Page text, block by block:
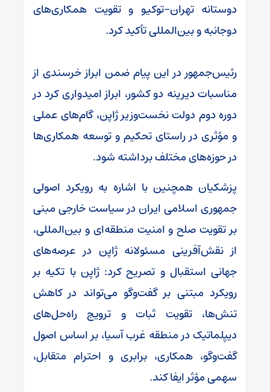
دوستانه تهران–توکیو و تقویت همکاری‌های
دوجانبه و بین‌المللی تأکید کرد.
رئیس‌جمهور در این پیام ضمن ابراز خرسندی از
مناسبات دیرینه دو کشور، ابراز امیدواری کرد در
دوره دوم دولت نخست‌وزیر ژاپن، گام‌های عملی
و مؤثری در راستای تحکیم و توسعه همکاری‌ها
در حوزه‌های مختلف برداشته شود.
پزشکیان همچنین با اشاره به رویکرد اصولی
جمهوری اسلامی ایران در سیاست خارجی مبنی
بر تقویت صلح و امنیت منطقه‌ای و بین‌المللی،
از نقش‌آفرینی مسئولانه ژاپن در عرصه‌های
جهانی استقبال و تصریح کرد: ژاپن با تکیه بر
رویکرد مبتنی بر گفت‌وگو می‌تواند در کاهش
تنش‌ها، تقویت ثبات و ترویج راه‌حل‌های
دیپلماتیک در منطقه غرب آسیا، بر اساس اصول
گفت‌وگو، همکاری، برابری و احترام متقابل،
سهمی مؤثر ایفا کند.